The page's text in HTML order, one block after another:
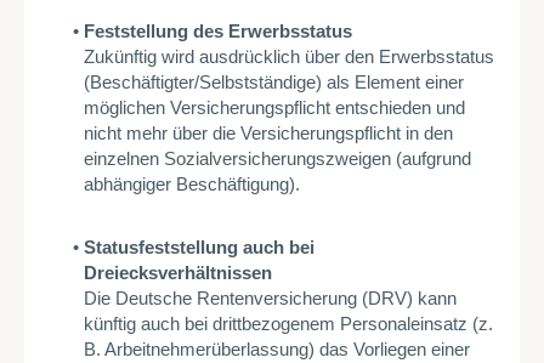
Feststellung des Erwerbsstatus
Zukünftig wird ausdrücklich über den Erwerbsstatus
(Beschäftigter/Selbstständige) als Element einer
möglichen Versicherungspflicht entschieden und
nicht mehr über die Versicherungspflicht in den
einzelnen Sozialversicherungszweigen (aufgrund
abhängiger Beschäftigung).
Statusfeststellung auch bei
Dreiecksverhältnissen
Die Deutsche Rentenversicherung (DRV) kann
künftig auch bei drittbezogenem Personaleinsatz (z.
B. Arbeitnehmerüberlassung) das Vorliegen einer